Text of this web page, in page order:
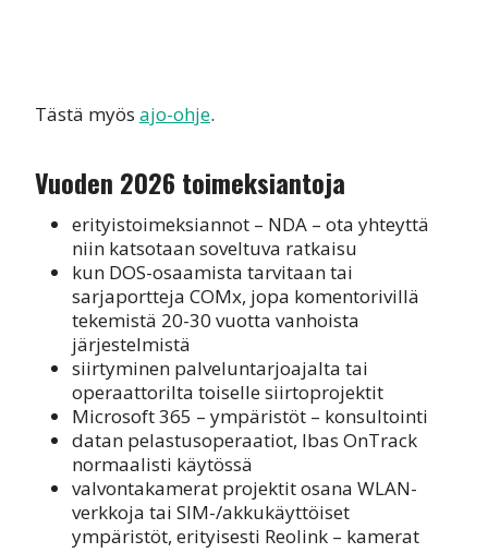
Tästä myös ajo-ohje.
Vuoden 2026 toimeksiantoja
erityistoimeksiannot – NDA – ota yhteyttä
niin katsotaan soveltuva ratkaisu
kun DOS-osaamista tarvitaan tai
sarjaportteja COMx, jopa komentorivillä
tekemistä 20-30 vuotta vanhoista
järjestelmistä
siirtyminen palveluntarjoajalta tai
operaattorilta toiselle siirtoprojektit
Microsoft 365 – ympäristöt – konsultointi
datan pelastusoperaatiot, Ibas OnTrack
normaalisti käytössä
valvontakamerat projektit osana WLAN-
verkkoja tai SIM-/akkukäyttöiset
ympäristöt, erityisesti Reolink – kamerat